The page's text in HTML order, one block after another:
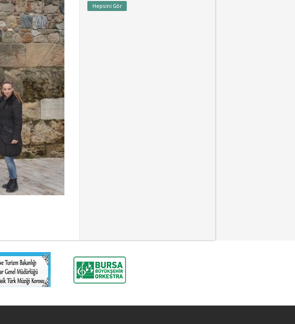
Hepsini Gör